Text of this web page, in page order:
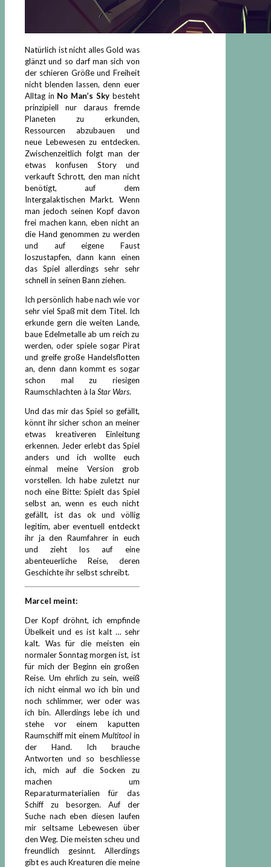
Natürlich ist nicht alles Gold was
glänzt und so darf man sich von
der schieren Größe und Freiheit
nicht blenden lassen, denn euer
Alltag in No Man’s Skybesteht
prinzipiell nur daraus fremde
Planeten zu erkunden,
Ressourcen abzubauen und
neue Lebewesen zu entdecken.
Zwischenzeitlich folgt man der
etwas konfusen Story und
verkauft Schrott, den man nicht
benötigt, auf dem
Intergalaktischen Markt. Wenn
man jedoch seinen Kopf davon
frei machen kann, eben nicht an
die Hand genommen zu werden
und auf eigene Faust
loszustapfen, dann kann einen
das Spiel allerdings sehr sehr
schnell in seinen Bann ziehen.
Ich persönlich habe nach wie vor
sehr viel Spaß mit dem Titel. Ich
erkunde gern die weiten Lande,
baue Edelmetalle ab um reich zu
werden, oder spiele sogar Pirat
und greife große Handelsflotten
an, denn dann kommt es sogar
schon mal zu riesigen
Raumschlachten à la Star Wars.
Und das mir das Spiel so gefällt,
könnt ihr sicher schon an meiner
etwas kreativeren Einleitung
erkennen. Jeder erlebt das Spiel
anders und ich wollte euch
einmal meine Version grob
vorstellen. Ich habe zuletzt nur
noch eine Bitte: Spielt das Spiel
selbst an, wenn es euch nicht
gefällt, ist das ok und völlig
legitim, aber eventuell entdeckt
ihr ja den Raumfahrer in euch
und zieht los auf eine
abenteuerliche Reise, deren
Geschichte ihr selbst schreibt.
Marcel meint:
Der Kopf dröhnt, ich empfinde
Übelkeit und es ist kalt … sehr
kalt. Was für die meisten ein
normaler Sonntag morgen ist, ist
für mich der Beginn ein großen
Reise. Um ehrlich zu sein, weiß
ich nicht einmal wo ich bin und
noch schlimmer, wer oder was
ich bin. Allerdings lebe ich und
stehe vor einem kaputten
Raumschiff mit einemMultitool in
der Hand. Ich brauche
Antworten und so beschliesse
ich, mich auf die Socken zu
machen um
Reparaturmaterialien für das
Schiff zu besorgen. Auf der
Suche nach eben diesen laufen
mir seltsame Lebewesen über
den Weg. Die meisten scheu und
freundlich gesinnt. Allerdings
gibt es auch Kreaturen die meine